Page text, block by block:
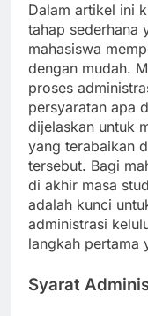
Dalam artikel ini
tahap sederhana
mahasiswa
dengan mudah.
proses
persyaratan apa
dijelaskan untuk
yang terabaikan
tersebut. Bagi
di akhir masa
adalah kunci
administrasi
langkah pertama
Syarat